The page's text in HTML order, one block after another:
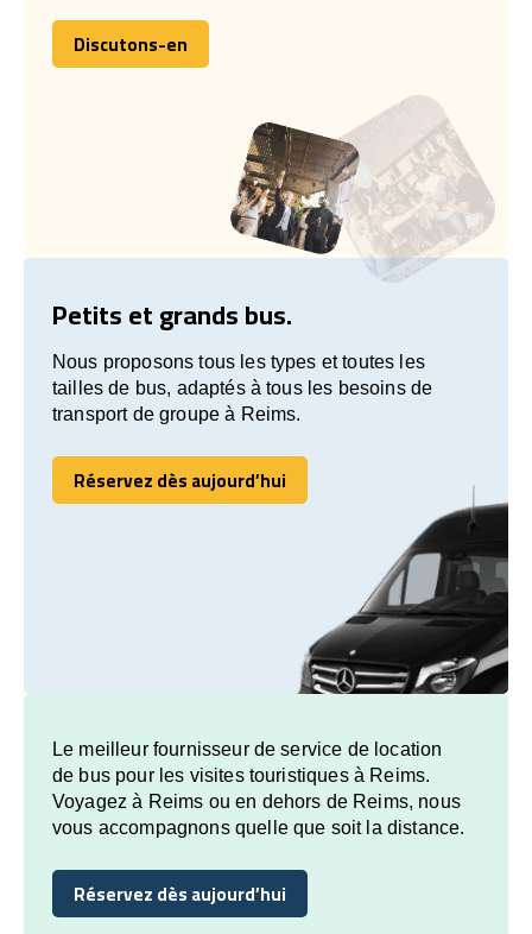
Discutons-en
Discutons-en
Petits et grands bus.
Nous proposons tous les types et toutes les
tailles de bus, adaptés à tous les besoins de
transport de groupe à Reims.
Réservez dès aujourd’hui
Réservez dès aujourd’hui
Le meilleur fournisseur de service de location
de bus pour les visites touristiques à Reims.
Voyagez à Reims ou en dehors de Reims, nous
vous accompagnons quelle que soit la distance.
Réservez dès aujourd’hui
Réservez dès aujourd’hui